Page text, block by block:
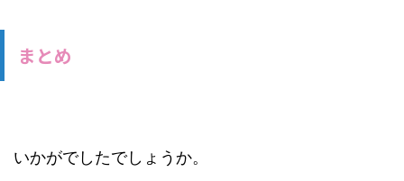
まとめ
いかがでしたでしょうか。